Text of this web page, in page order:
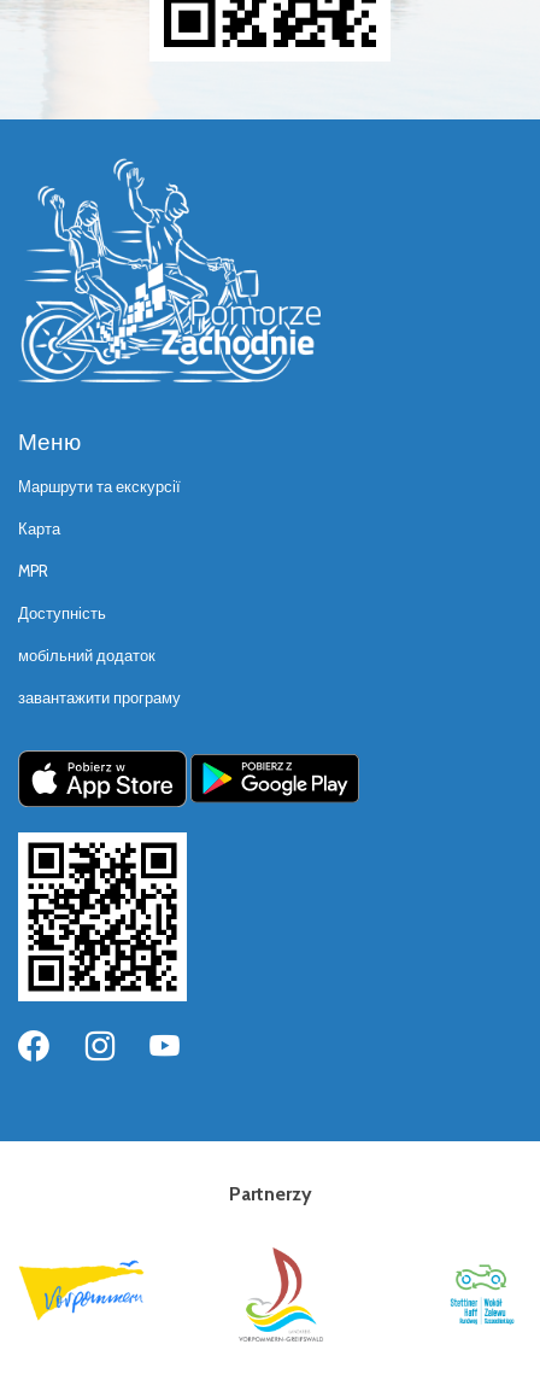
Меню
Маршрути та екскурсії
Карта
MPR
Доступність
мобільний додаток
завантажити програму
Partnerzy